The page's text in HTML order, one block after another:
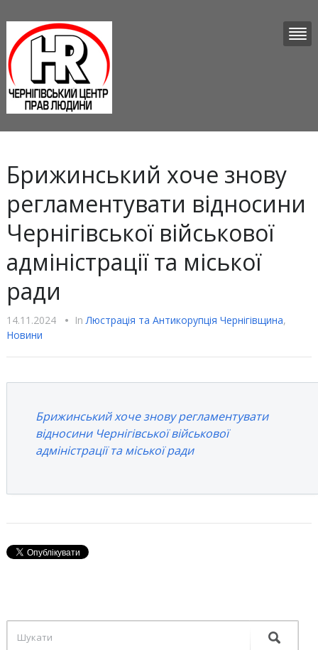
Брижинський хоче знову
регламентувати відносини
Чернігівської військової
адміністрації та міської
ради
14.11.2024 • InЛюстрацiя та Антикорупцiя Чернігівщина,
Новини
Брижинський хоче знову регламентувати
відносини Чернігівської військової
адміністрації та міської ради